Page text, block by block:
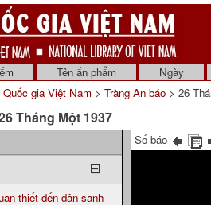
Tên ấn phẩm
Ngày
gia Việt Nam > Tràng An báo > 26
Tháng Một 1937
thiết đến dân sanh
Số báo